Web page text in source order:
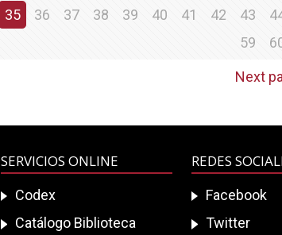
35 36 37 38 39 40 41 42 43
59
Next
SERVICIOS ONLINE
Codex
Catálogo Biblioteca
REDES
Facebook
Twitter